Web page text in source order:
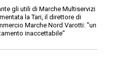
gli utili di Marche Multiservizi
la Tari, il direttore di
Marche Nord Varotti: "un
inaccettabile"